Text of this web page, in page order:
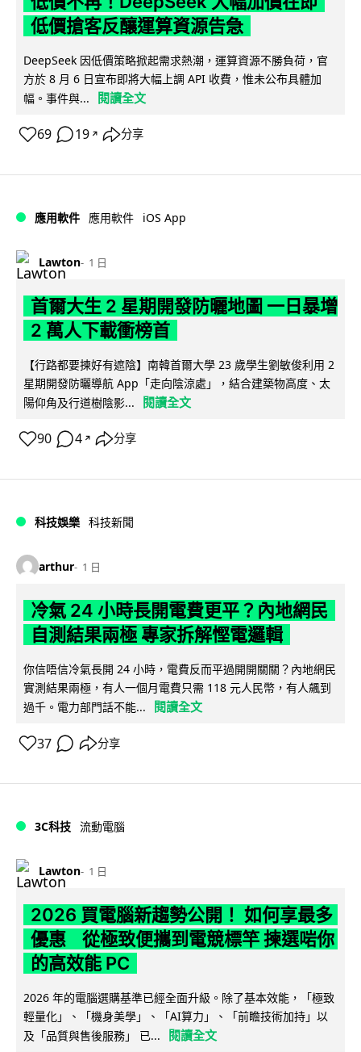
低價搶客反釀運算資源告急
DeepSeek 因低價策略掀起需求熱潮，運算資源不勝負荷，官
方於 8 月 6 日宣布即將大幅上調 API 收費，惟未公布具體加
幅。事件與...
閱讀全文
69 19 ↗ 分享
應用軟件 應用軟件 iOS App
Lawton 1 日
首爾大生 2 星期開發防曬地圖 一日暴增
2 萬人下載衝榜首
【行路都要揀好有遮陰】南韓首爾大學 23 歲學生劉敏俊利用 2
星期開發防曬導航 App「走向陰涼處」，結合建築物高度、太
陽仰角及行道樹陰影...
閱讀全文
90 4 ↗ 分享
科技娛樂 科技新聞
arthur 1 日
冷氣 24 小時長開電費更平？內地網民
自測結果兩極 專家拆解慳電邏輯
你信唔信冷氣長開 24 小時，電費反而平過開開關關？內地網民
實測結果兩極，有人一個月電費只需 118 元人民幣，有人飆到
過千。電力部門話不能...
閱讀全文
37 分享
3C科技 流動電腦
Lawton 1 日
2026 買電腦新趨勢公開！ 如何享最多
優惠 從極致便攜到電競標竿 揀選啱你
的高效能 PC
2026 年的電腦選購基準已經全面升級。除了基本效能，「極致
輕量化」、「機身美學」、「AI算力」、「前瞻技術加持」以
及「品質與售後服務」 已...
閱讀全文